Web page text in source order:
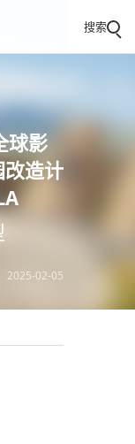
搜索
球影
造计
2025-02-05